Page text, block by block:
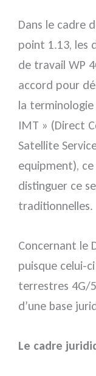
Dans le cadre
point 1.13, les
de travail WP
accord pour
la terminologie
IMT » (Direct
Satellite
equipment),
distinguer ce
traditionnelles.
Concernant le
puisque celui-
terrestres 4G/
d’une base
Le cadre